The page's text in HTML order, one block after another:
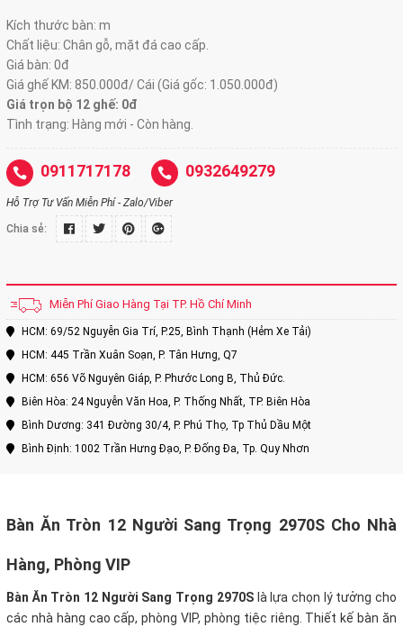
Kích thước bàn: m
Chất liệu: Chân gỗ, mặt đá cao cấp.
Giá bàn: 0đ
Giá ghế KM: 850.000đ/ Cái (Giá gốc: 1.050.000đ)
Giá trọn bộ 12 ghế: 0đ
Tình trạng: Hàng mới - Còn hàng.
0911717178 0932649279
Hỗ Trợ Tư Vấn Miễn Phí - Zalo/Viber
Chia sẻ:
Miễn Phí Giao Hàng Tại TP. Hồ Chí Minh
HCM: 69/52 Nguyễn Gia Trí, P.25, Bình Thạnh (Hẻm Xe Tải)
HCM: 445 Trần Xuân Soạn, P. Tân Hưng, Q7
HCM: 656 Võ Nguyên Giáp, P. Phước Long B, Thủ Đức.
Biên Hòa: 24 Nguyễn Văn Hoa, P. Thống Nhất, TP. Biên Hòa
Bình Dương: 341 Đường 30/4, P. Phú Thọ, Tp Thủ Dầu Một
Bình Định: 1002 Trần Hưng Đạo, P. Đống Đa, Tp. Quy Nhơn
Bàn Ăn Tròn 12 Người Sang Trọng 2970S Cho Nhà
Hàng, Phòng VIP
Bàn Ăn Tròn 12 Người Sang Trọng 2970Slà lựa chọn lý tưởng cho
các nhà hàng cao cấp, phòng VIP, phòng tiệc riêng. Thiết kế bàn ăn